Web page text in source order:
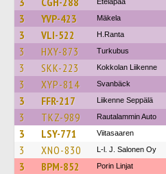
3 YVP-423 Mäkela
3 VLI-522 H.Ranta
3 HXY-873 Turkubus
3 SKK-223 Kokkolan Liikenne
3 XYP-814 Svanbäck
3 FFR-217 Liikenne Seppälä
3 TKZ-989 Rautalammin Auto
3 LSY-771 Viitasaaren
3 XNO-830 L-l. J. Salonen Oy
3 BPM-852 Porin Linjat